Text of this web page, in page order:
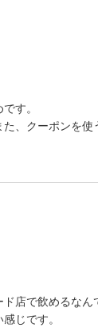
す。
、クーポンを使
店で飲めるなん
じです。